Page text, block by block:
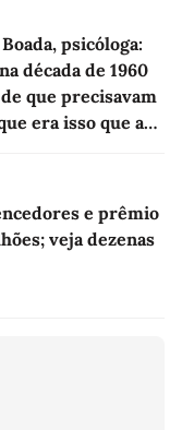
psicóloga:
década de 1960
que precisavam
era isso que a
e prêmio
veja dezenas